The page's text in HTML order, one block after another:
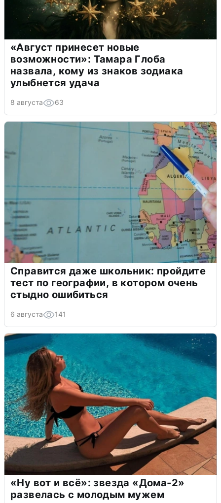
«Август принесет новые
возможности»: Тамара Глоба
назвала, кому из знаков зодиака
улыбнется удача
8 августа 63
Справится даже школьник: пройдите
тест по географии, в котором очень
стыдно ошибиться
6 августа 141
«Ну вот и всё»: звезда «Дома-2»
развелась с молодым мужем